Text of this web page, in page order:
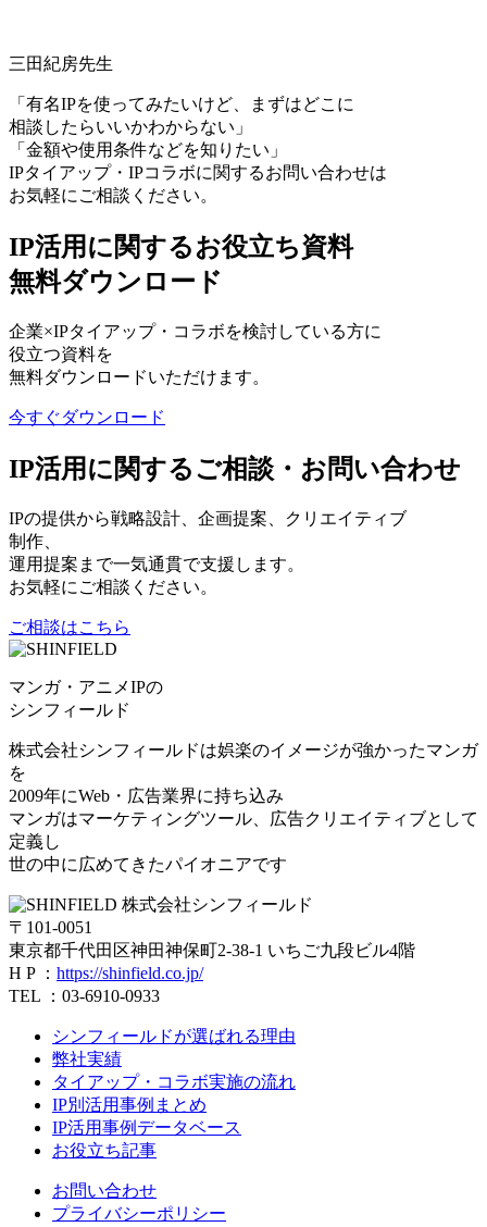
三⽥紀房先生
「有名IPを使ってみたいけど、まずはどこに
相談したらいいかわからない」
「金額や使用条件などを知りたい」
IPタイアップ・IPコラボに関するお問い合わせは
お気軽にご相談ください。
IP活用に関するお役立ち資料
無料ダウンロード
企業×IPタイアップ・コラボを検討している方に
役立つ資料を
無料ダウンロードいただけます。
今すぐダウンロード
IP活用に関するご相談・お問い合わせ
IPの提供から戦略設計、企画提案、クリエイティブ
制作、
運用提案まで一気通貫で支援します。
お気軽にご相談ください。
ご相談はこちら
マンガ・アニメIPの
シンフィールド
株式会社シンフィールドは娯楽のイメージが強かったマンガ
を
2009年にWeb・広告業界に持ち込み
マンガはマーケティングツール、広告クリエイティブとして
定義し
世の中に広めてきたパイオニアです
株式会社シンフィールド
〒101-0051
東京都千代田区神田神保町2-38-1 いちご九段ビル4階
H P ： https://shinfield.co.jp/
TEL ：03-6910-0933
シンフィールドが選ばれる理由
弊社実績
タイアップ・コラボ実施の流れ
IP別活用事例まとめ
IP活用事例データベース
お役立ち記事
お問い合わせ
プライバシーポリシー